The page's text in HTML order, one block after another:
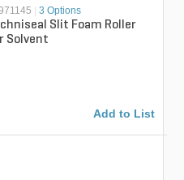
| 3 Options
Slit Foam Roller
Solvent
Add to List